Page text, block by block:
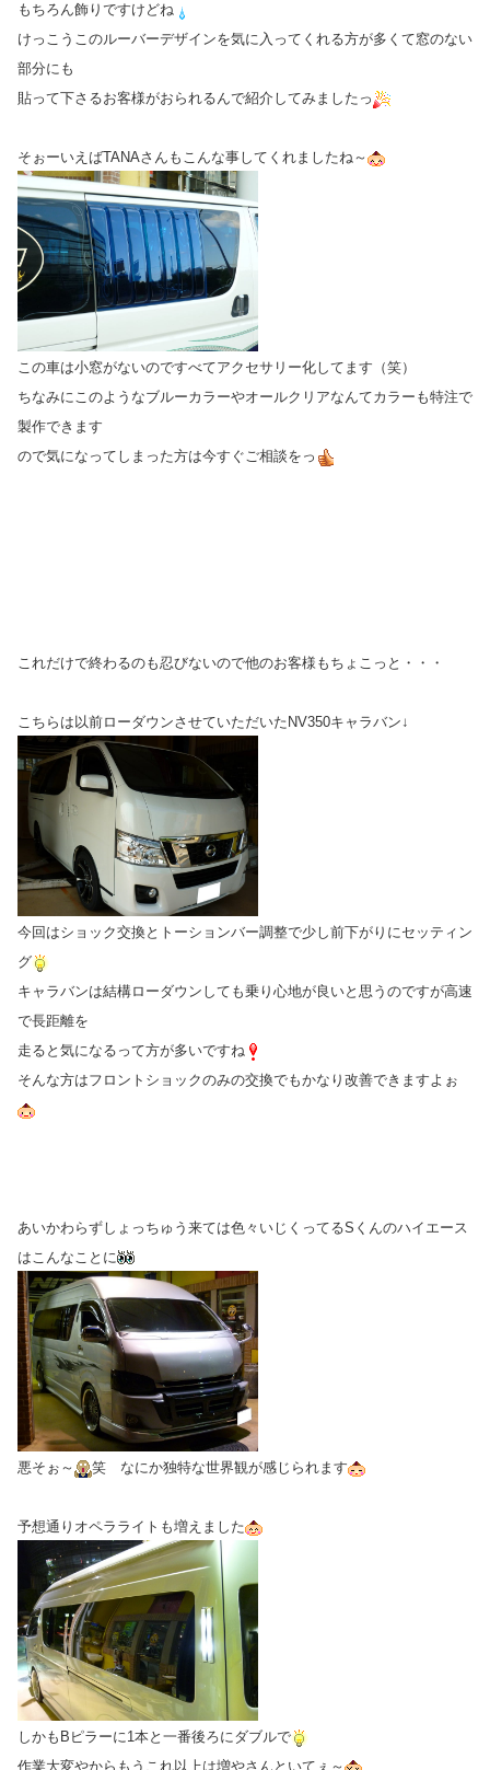
もちろん飾りですけどね
けっこうこのルーバーデザインを気に入ってくれる方が多くて窓のない
部分にも
貼って下さるお客様がおられるんで紹介してみましたっ
そぉーいえばTANAさんもこんな事してくれましたね～
この車は小窓がないのですべてアクセサリー化してます（笑）
ちなみにこのようなブルーカラーやオールクリアなんてカラーも特注で
製作できます
ので気になってしまった方は今すぐご相談をっ
これだけで終わるのも忍びないので他のお客様もちょこっと・・・
こちらは以前ローダウンさせていただいたNV350キャラバン↓
今回はショック交換とトーションバー調整で少し前下がりにセッティン
グ
キャラバンは結構ローダウンしても乗り心地が良いと思うのですが高速
で長距離を
走ると気になるって方が多いですね
そんな方はフロントショックのみの交換でもかなり改善できますよぉ
あいかわらずしょっちゅう来ては色々いじくってるSくんのハイエース
はこんなことに
悪そぉ～ 笑 なにか独特な世界観が感じられます
予想通りオペラライトも増えました
しかもBピラーに1本と一番後ろにダブルで
作業大変やからもうこれ以上は増やさんといてぇ～